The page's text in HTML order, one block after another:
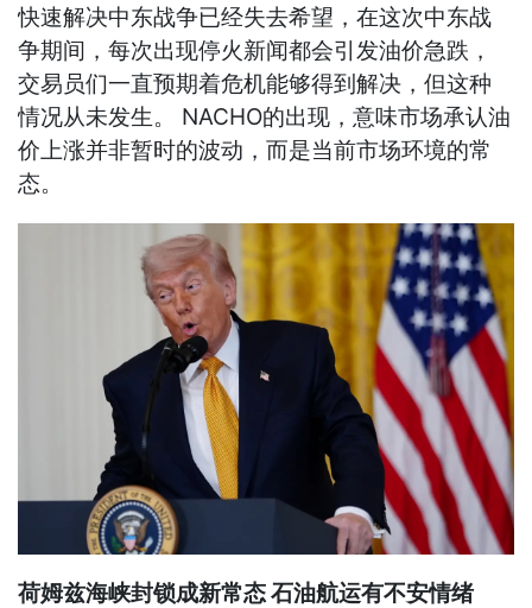
快速解决中东战争已经失去希望，在这次中东战
争期间，每次出现停火新闻都会引发油价急跌，
交易员们一直预期着危机能够得到解决，但这种
情况从未发生。 NACHO的出现，意味市场承认油
价上涨并非暂时的波动，而是当前市场环境的常
态。
荷姆兹海峡封锁成新常态 石油航运有不安情绪